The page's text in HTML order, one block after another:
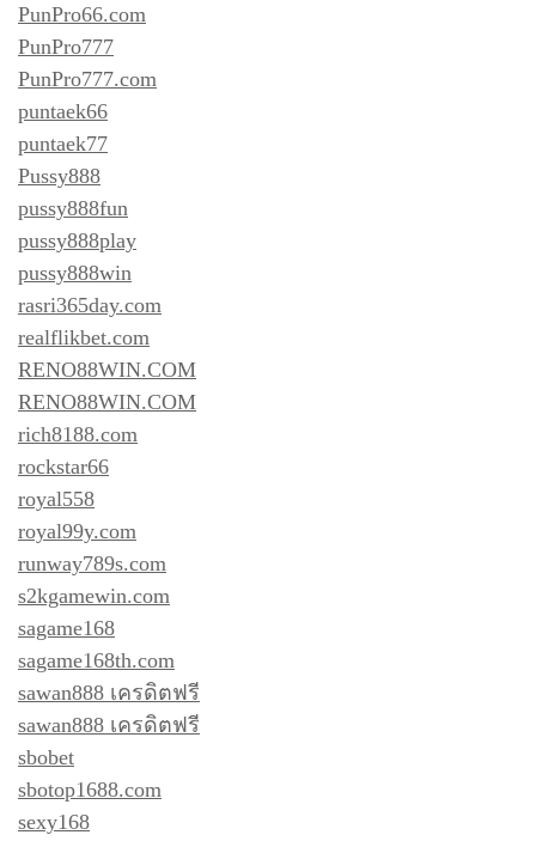
PunPro66.com
PunPro777
PunPro777.com
puntaek66
puntaek77
Pussy888
pussy888fun
pussy888play
pussy888win
rasri365day.com
realflikbet.com
RENO88WIN.COM
RENO88WIN.COM
rich8188.com
rockstar66
royal558
royal99y.com
runway789s.com
s2kgamewin.com
sagame168
sagame168th.com
sawan888 เครดิตฟรี
sawan888 เครดิตฟรี
sbobet
sbotop1688.com
sexy168